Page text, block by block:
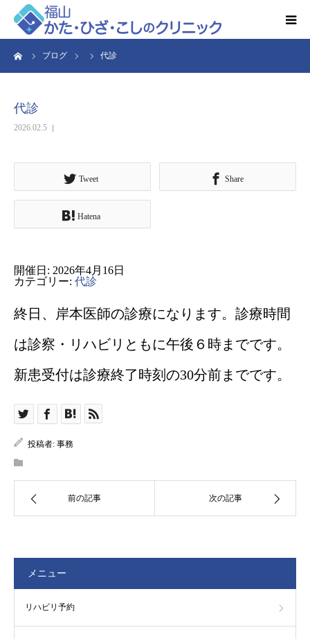
ブログ 代診
代診
2026.02.5
Tweet Share
Hatena
開催日: 2026年4月16日
カテゴリー: 代診
終日、岸本医師の診療になります。診療時間
は診察・リハビリともに午後６時までです。
新患受付は診療終了時刻の30分前までです。
投稿者: 事務
前の記事 次の記事
メニュー
リハビリ予約
HOME
得意とする検査・治療
リハビリ予約